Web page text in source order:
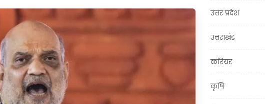
उत्तर प्रदेश
उत्तराखंड
करियर
कृषि